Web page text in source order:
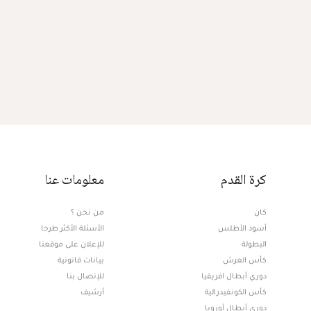
كرة القدم
كان
أسود الأطلس
البطولة
كأس العرش
دوري أبطال افريقيا
كأس الكونفيدرالية
دوري أبطال أوروبا
معلومات عنا
من نحن ؟
الأسئلة الأكثر طرحا
للإعلان على موقعنا
بيانات قانونية
للإتصال بنا
أرشيف